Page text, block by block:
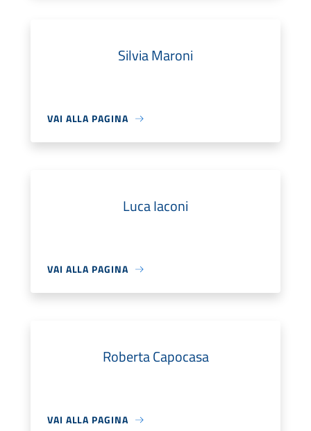
Silvia Maroni
VAI ALLA PAGINA
Luca Iaconi
VAI ALLA PAGINA
Roberta Capocasa
VAI ALLA PAGINA